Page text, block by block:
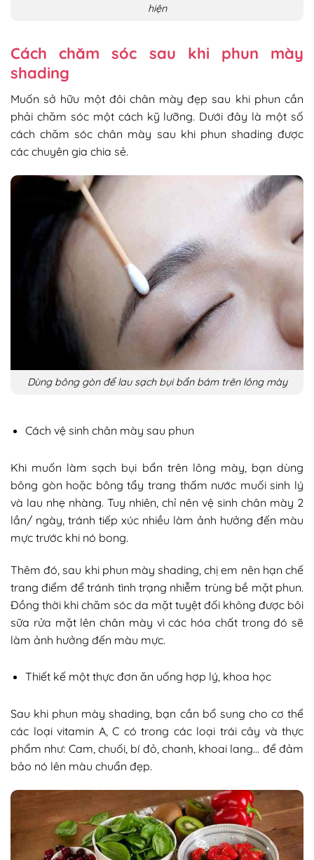
hiện
Cách chăm sóc sau khi phun mày
shading
Muốn sở hữu một đôi chân mày đẹp sau khi phun cần
phải chăm sóc một cách kỹ lưỡng. Dưới đây là một số
cách chăm sóc chân mày sau khi phun shading được
các chuyên gia chia sẻ.
Dùng bông gòn để lau sạch bụi bẩn bám trên lông mày
Cách vệ sinh chân mày sau phun
Khi muốn làm sạch bụi bẩn trên lông mày, bạn dùng
bông gòn hoặc bông tẩy trang thấm nước muối sinh lý
và lau nhẹ nhàng. Tuy nhiên, chỉ nên vệ sinh chân mày 2
lần/ ngày, tránh tiếp xúc nhiều làm ảnh hưởng đến màu
mực trước khi nó bong.
Thêm đó, sau khi phun mày shading, chị em nên hạn chế
trang điểm để tránh tình trạng nhiễm trùng bề mặt phun.
Đồng thời khi chăm sóc da mặt tuyệt đối không được bôi
sữa rửa mặt lên chân mày vì các hóa chất trong đó sẽ
làm ảnh hưởng đến màu mực.
Thiết kế một thực đơn ăn uống hợp lý, khoa học
Sau khi phun mày shading, bạn cần bổ sung cho cơ thể
các loại vitamin A, C có trong các loại trái cây và thực
phẩm như: Cam, chuối, bí đỏ, chanh, khoai lang… để đảm
bảo nó lên màu chuẩn đẹp.